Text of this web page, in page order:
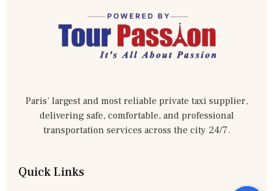
Paris’ largest and most reliable private taxi supplier,
delivering safe, comfortable, and professional
transportation services across the city 24/7.
Quick Links